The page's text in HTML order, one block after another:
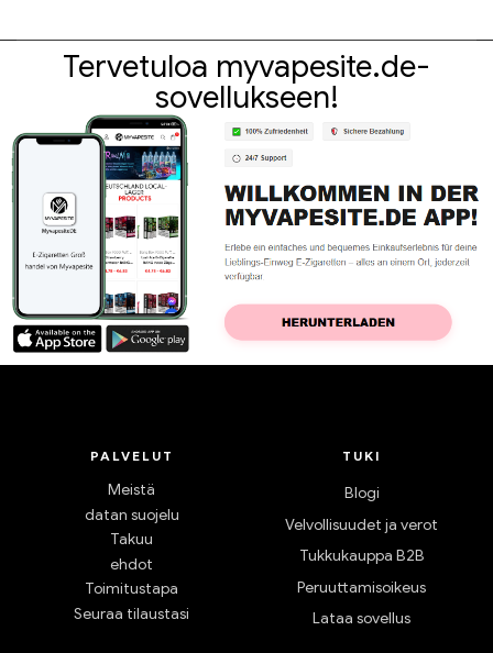
Tervetuloa myvapesite.de-
sovellukseen!
PALVELUT
Meistä
datan suojelu
Takuu
ehdot
Toimitustapa
Seuraa tilaustasi
TUKI
Blogi
Velvollisuudet ja verot
Tukkukauppa B2B
Peruuttamisoikeus
Lataa sovellus